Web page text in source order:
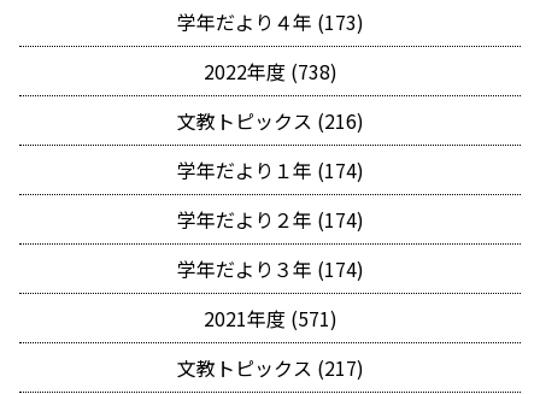
学年だより４年 (173)
2022年度 (738)
文教トピックス (216)
学年だより１年 (174)
学年だより２年 (174)
学年だより３年 (174)
2021年度 (571)
文教トピックス (217)